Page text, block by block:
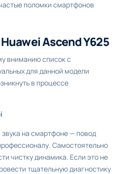
поломки смартфонов
Ascend Y625
вниманию список с
для данной модели
в процессе
на смартфоне — повод
Самостоятельно
чистку динамика. Если это не
тщательную диагностику